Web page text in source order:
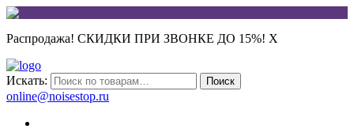
Распродажа! СКИДКИ ПРИ ЗВОНКЕ ДО 15%! X
Искать: Поиск
online@noisestop.ru